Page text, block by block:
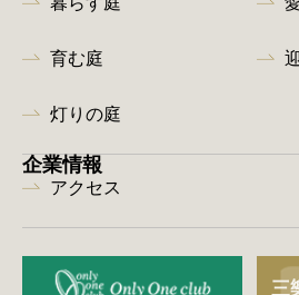
育む庭
灯りの庭
企業情報
アクセス